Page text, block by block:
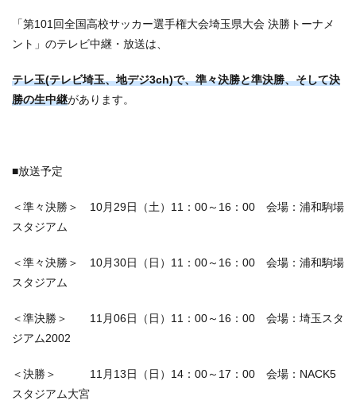
「第101回全国高校サッカー選手権大会埼玉県大会 決勝トーナメ
ント」のテレビ中継・放送は、
テレ玉(テレビ埼玉、地デジ3ch)で、準々決勝と準決勝、そして決
勝の生中継があります。
■放送予定
＜準々決勝＞ 10月29日（土）11：00～16：00 会場：浦和駒場
スタジアム
＜準々決勝＞ 10月30日（日）11：00～16：00 会場：浦和駒場
スタジアム
＜準決勝＞ 11月06日（日）11：00～16：00 会場：埼玉スタ
ジアム2002
＜決勝＞ 11月13日（日）14：00～17：00 会場：NACK5
スタジアム大宮